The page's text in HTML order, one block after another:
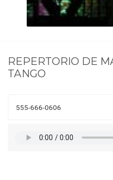
REPERTORIO DE
TANGO
555-666-0606